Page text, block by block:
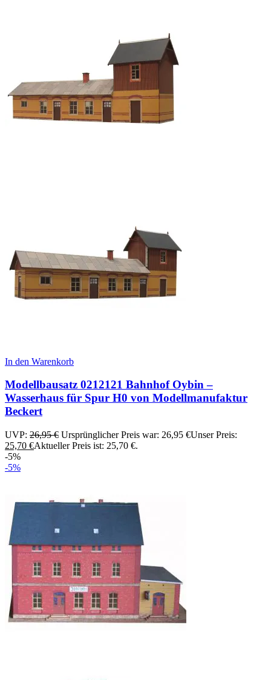
In den Warenkorb
Modellbausatz 0212121 Bahnhof Oybin –
Wasserhaus für Spur H0 von Modellmanufaktur
Beckert
UVP: 26,95€ Ursprünglicher Preis war: 26,95 €Unser Preis:
25,70 €Aktueller Preis ist: 25,70 €.
-5%
-5%